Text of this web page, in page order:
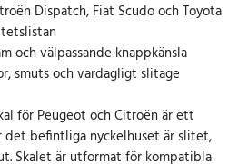
Dispatch, Fiat Scudo och Toyota
och välpassande knappkänsla
smuts och vardagligt slitage
för Peugeot och Citroën är ett
det befintliga nyckelhuset är slitet,
Skalet är utformat för kompatibla